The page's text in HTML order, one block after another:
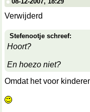
Verwijderd
Stefenootje schreef:
Hoort?
En hoezo niet?
Omdat het voor